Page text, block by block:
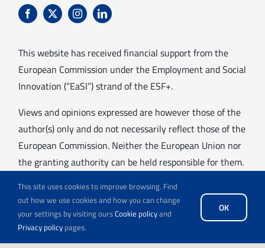
This website has received financial support from the
European Commission under the Employment and Social
Innovation (“EaSI”) strand of the ESF+.
Views and opinions expressed are however those of the
author(s) only and do not necessarily reflect those of the
European Commission. Neither the European Union nor
the granting authority can be held responsible for them.
This site uses cookies to improve browsing. Find
out how we use cookies and how you can change
your settings by visiting oursCookie policyand
Privacy policy pages.
OK